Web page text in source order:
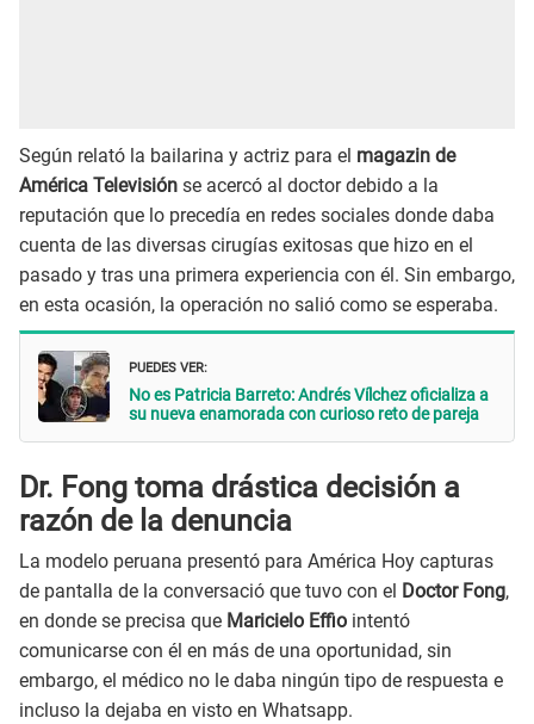
Según relató la bailarina y actriz para el magazin de
América Televisión se acercó al doctor debido a la
reputación que lo precedía en redes sociales donde daba
cuenta de las diversas cirugías exitosas que hizo en el
pasado y tras una primera experiencia con él. Sin embargo,
en esta ocasión, la operación no salió como se esperaba.
PUEDES VER:
No es Patricia Barreto: Andrés Vílchez oficializa a
su nueva enamorada con curioso reto de pareja
Dr. Fong toma drástica decisión a
razón de la denuncia
La modelo peruana presentó para América Hoy capturas
de pantalla de la conversació que tuvo con el Doctor Fong,
en donde se precisa que Maricielo Effio intentó
comunicarse con él en más de una oportunidad, sin
embargo, el médico no le daba ningún tipo de respuesta e
incluso la dejaba en visto en Whatsapp.